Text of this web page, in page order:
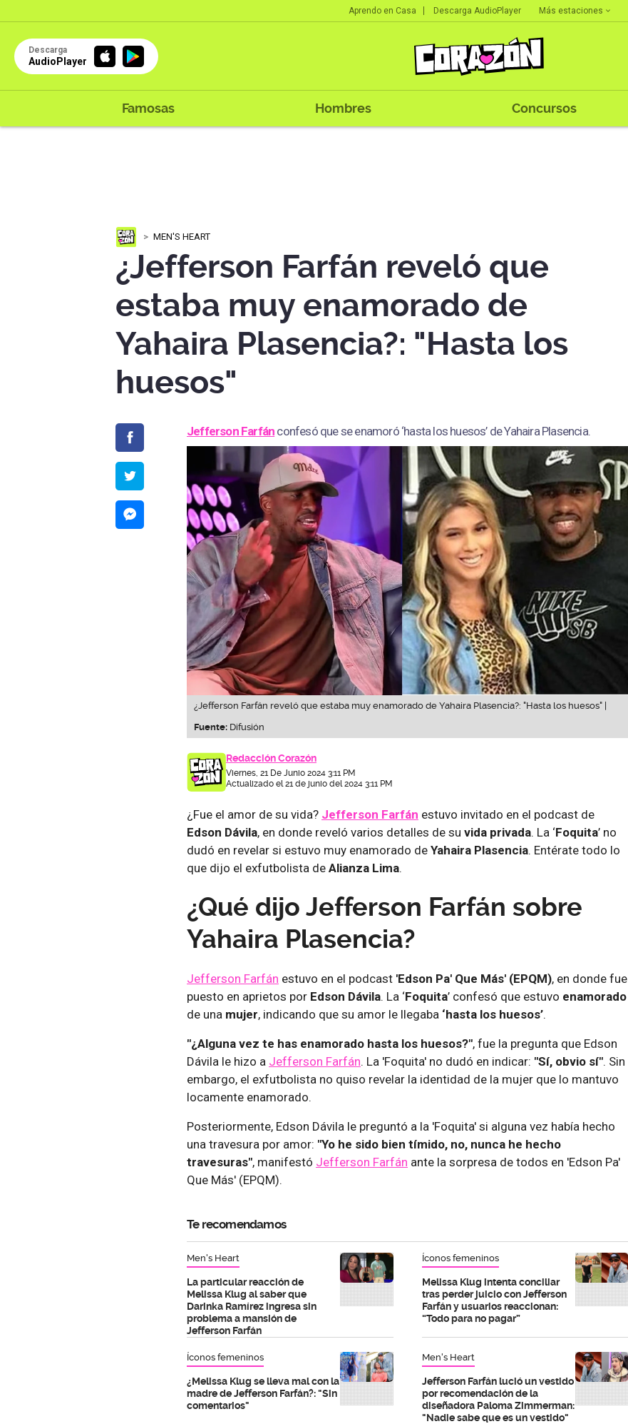
Aprendo en Casa Descarga AudioPlayer Más estaciones
Descarga
AudioPlayer
Famosas Hombres Concursos
MEN'S HEART
¿Jefferson Farfán reveló que
estaba muy enamorado de
Yahaira Plasencia?: "Hasta los
huesos"
Jefferson Farfán confesó que se enamoró ‘hasta los huesos’ de Yahaira Plasencia.
¿Jefferson Farfán reveló que estaba muy enamorado de Yahaira Plasencia?: "Hasta los huesos" |
Fuente: Difusión
Redacción Corazón
Viernes, 21 De Junio 2024 3:11 PM
Actualizado el 21 de junio del 2024 3:11 PM
¿Fue el amor de su vida? Jefferson Farfán estuvo invitado en el podcast de
Edson Dávila, en donde reveló varios detalles de su vida privada. La ‘Foquita’ no
dudó en revelar si estuvo muy enamorado de Yahaira Plasencia. Entérate todo lo
que dijo el exfutbolista de Alianza Lima.
¿Qué dijo Jefferson Farfán sobre
Yahaira Plasencia?
Jefferson Farfán estuvo en el podcast 'Edson Pa' Que Más' (EPQM), en donde fue
puesto en aprietos por Edson Dávila. La ‘Foquita’ confesó que estuvo enamorado
de una mujer, indicando que su amor le llegaba ‘hasta los huesos’.
"¿Alguna vez te has enamorado hasta los huesos?", fue la pregunta que Edson
Dávila le hizo a Jefferson Farfán. La 'Foquita' no dudó en indicar: "Sí, obvio sí". Sin
embargo, el exfutbolista no quiso revelar la identidad de la mujer que lo mantuvo
locamente enamorado.
Posteriormente, Edson Dávila le preguntó a la 'Foquita' si alguna vez había hecho
una travesura por amor: "Yo he sido bien tímido, no, nunca he hecho
travesuras", manifestó Jefferson Farfán ante la sorpresa de todos en 'Edson Pa'
Que Más' (EPQM).
Te recomendamos
Men's Heart
La particular reacción de
Melissa Klug al saber que
Darinka Ramírez ingresa sin
problema a mansión de
Jefferson Farfán
Íconos femeninos
Melissa Klug intenta conciliar
tras perder juicio con Jefferson
Farfán y usuarios reaccionan:
“Todo para no pagar”
Íconos femeninos
¿Melissa Klug se lleva mal con la
madre de Jefferson Farfán?: "Sin
comentarios"
Men's Heart
Jefferson Farfán lució un vestido
por recomendación de la
diseñadora Paloma Zimmerman:
"Nadie sabe que es un vestido"